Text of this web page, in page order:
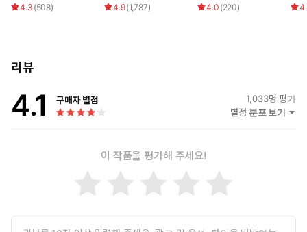
4.3 (508) 4.9(1,787) 4.0 (220)
리뷰
4.1 구매자 별점 1,033명 평가
별점 분포 보기
이 작품을 평가해 주세요!